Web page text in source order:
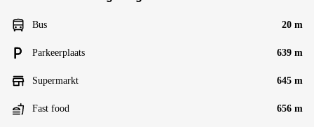
Bus 20 m
Parkeerplaats 639 m
Supermarkt 645 m
Fast food 656 m